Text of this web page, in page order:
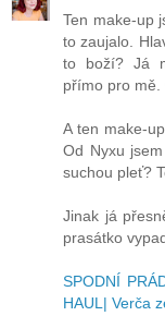
Ten make-up
to zaujalo.
to boží? Já
přímo pro mě.
A ten make-
Od Nyxu
suchou pleť?
Jinak já
prasátko
SPODNÍ
HAUL| Verča